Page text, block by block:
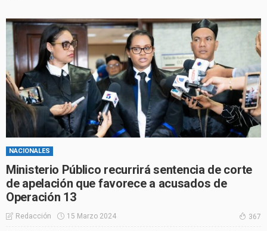
NACIONALES
Ministerio Público recurrirá sentencia de corte
de apelación que favorece a acusados de
Operación 13
Redacción 15 Marzo 2024 367